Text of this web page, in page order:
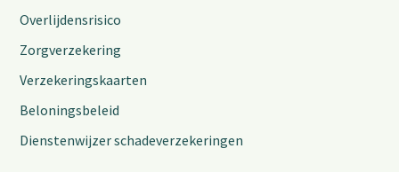
Overlijdensrisico
Zorgverzekering
Verzekeringskaarten
Beloningsbeleid
Dienstenwijzer schadeverzekeringen